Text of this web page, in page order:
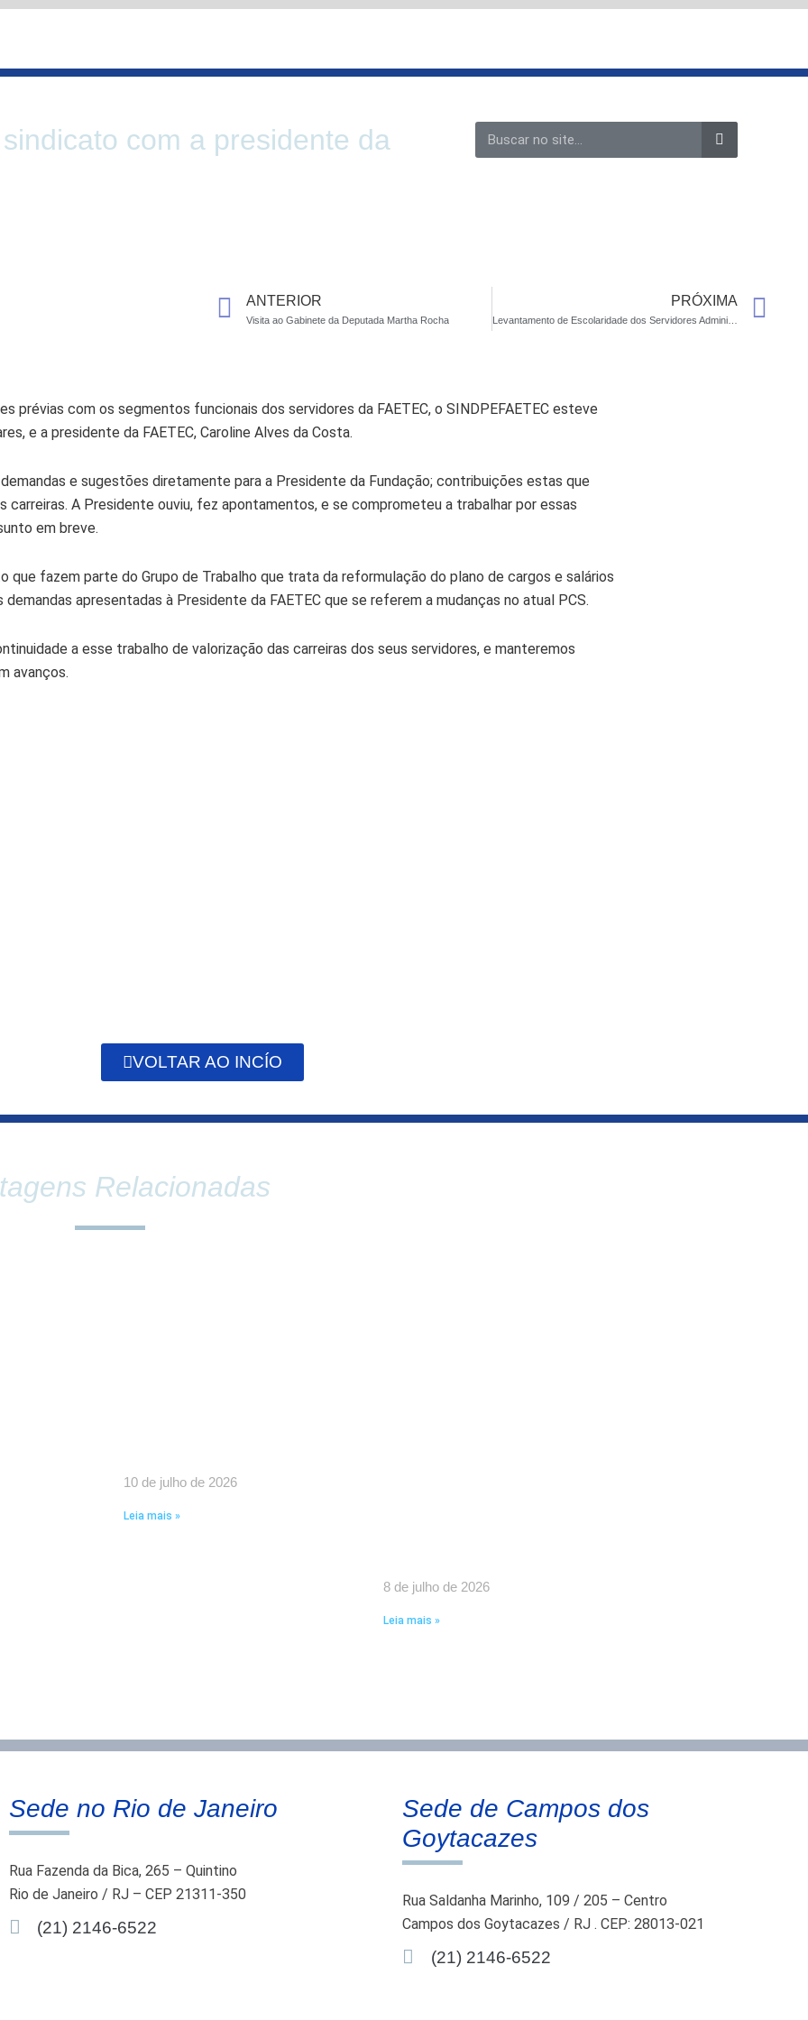
com a presidente da
Prev
ANTERIOR
Visita ao Gabinete da Deputada Martha Rocha
PRÓXIMA
Levantamento de Escolaridade dos Servidores Administrativos do Quadro Suplementar da FAETEC
prévias com os segmentos funcionais dos servidores da FAETEC, o SINDPEFAETEC esteve
e a presidente da FAETEC, Caroline Alves da Costa.
e sugestões diretamente para a Presidente da Fundação; contribuições estas que
carreiras. A Presidente ouviu, fez apontamentos, e se comprometeu a trabalhar por essas
em breve.
fazem parte do Grupo de Trabalho que trata da reformulação do plano de cargos e salários
apresentadas à Presidente da FAETEC que se referem a mudanças no atual PCS.
a esse trabalho de valorização das carreiras dos seus servidores, e manteremos
avanços.
VOLTAR AO INCÍO
Relacionadas
10 de julho de 2026
Leia mais »
8 de julho de 2026
Leia mais »
Sede no Rio de Janeiro
Rua Fazenda da Bica, 265 – Quintino
Rio de Janeiro / RJ – CEP 21311-350
(21) 2146-6522
Sede de Campos dos
Goytacazes
Rua Saldanha Marinho, 109 / 205 – Centro
Campos dos Goytacazes / RJ . CEP: 28013-021
(21) 2146-6522